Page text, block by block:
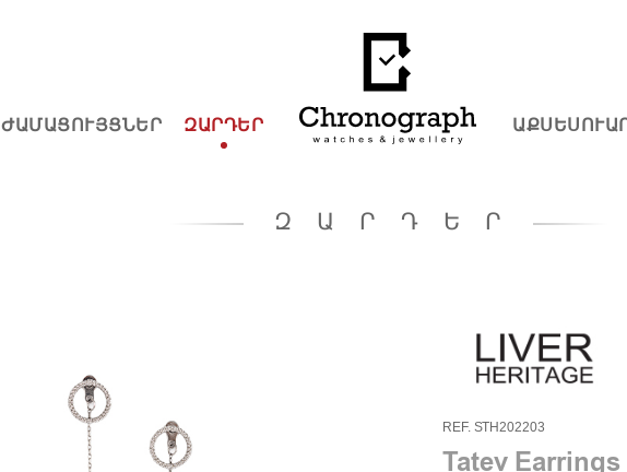
ԺԱՄԱՑՈՒՅՑՆԵՐ ԶԱՐԴԵՐ
ԶԱՐԴԵՐ
REF. STH202203
Tatev Earrings